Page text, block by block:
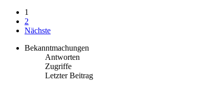
1
2
Nächste
Bekanntmachungen
Antworten
Zugriffe
Letzter Beitrag